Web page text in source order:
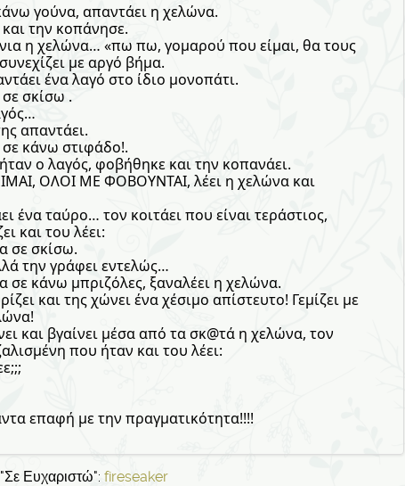
γούνα, απαντάει η χελώνα.
την κοπάνησε.
η χελώνα… «πω πω, γομαρού που είμαι, θα τους
με αργό βήμα.
ένα λαγό στο ίδιο μονοπάτι.
σκίσω .
απαντάει.
κάνω στιφάδο!.
ο λαγός, φοβήθηκε και την κοπανάει.
ΟΛΟΙ ΜΕ ΦΟΒΟΥΝΤΑΙ, λέει η χελώνα και
ένα ταύρο… τον κοιτάει που είναι τεράστιος,
και του λέει:
σε σκίσω.
την γράφει εντελώς…
σε κάνω μπριζόλες, ξαναλέει η χελώνα.
και της χώνει ένα χέσιμο απίστευτο! Γεμίζει με
και βγαίνει μέσα από τα σκ@τά η χελώνα, τον
που ήταν και του λέει:
επαφή με την πραγματικότητα!!!!
"Σε Ευχαριστώ":fireseaker